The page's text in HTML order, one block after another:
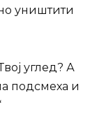
уништити
углед? А
подсмеха и